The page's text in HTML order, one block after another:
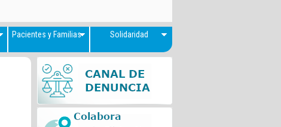
Pacientes y Familias Solidaridad